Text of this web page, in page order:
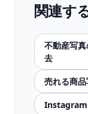
関連す
不動産写
去
売れる商
Instagram